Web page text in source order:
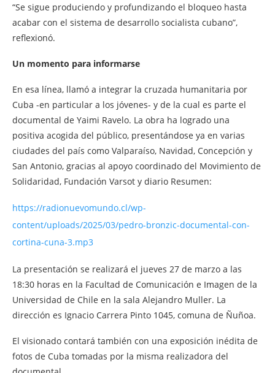
“Se sigue produciendo y profundizando el bloqueo hasta
acabar con el sistema de desarrollo socialista cubano”,
reflexionó.
Un momento para informarse
En esa línea, llamó a integrar la cruzada humanitaria por
Cuba -en particular a los jóvenes- y de la cual es parte el
documental de Yaimi Ravelo. La obra ha logrado una
positiva acogida del público, presentándose ya en varias
ciudades del país como Valparaíso, Navidad, Concepción y
San Antonio, gracias al apoyo coordinado del Movimiento de
Solidaridad, Fundación Varsot y diario Resumen:
https://radionuevomundo.cl/wp-
content/uploads/2025/03/pedro-bronzic-documental-con-
cortina-cuna-3.mp3
La presentación se realizará el jueves 27 de marzo a las
18:30 horas en la Facultad de Comunicación e Imagen de la
Universidad de Chile en la sala Alejandro Muller. La
dirección es Ignacio Carrera Pinto 1045, comuna de Ñuñoa.
El visionado contará también con una exposición inédita de
fotos de Cuba tomadas por la misma realizadora del